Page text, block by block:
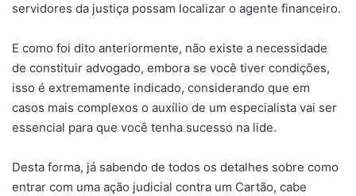
servidores da justiça possam localizar o agente financeiro.
E como foi dito anteriormente, não existe a necessidade
de constituir advogado, embora se você tiver condições,
isso é extremamente indicado, considerando que em
casos mais complexos o auxílio de um especialista vai ser
essencial para que você tenha sucesso na lide.
Desta forma, já sabendo de todos os detalhes sobre como
entrar com uma ação judicial contra um Cartão, cabe